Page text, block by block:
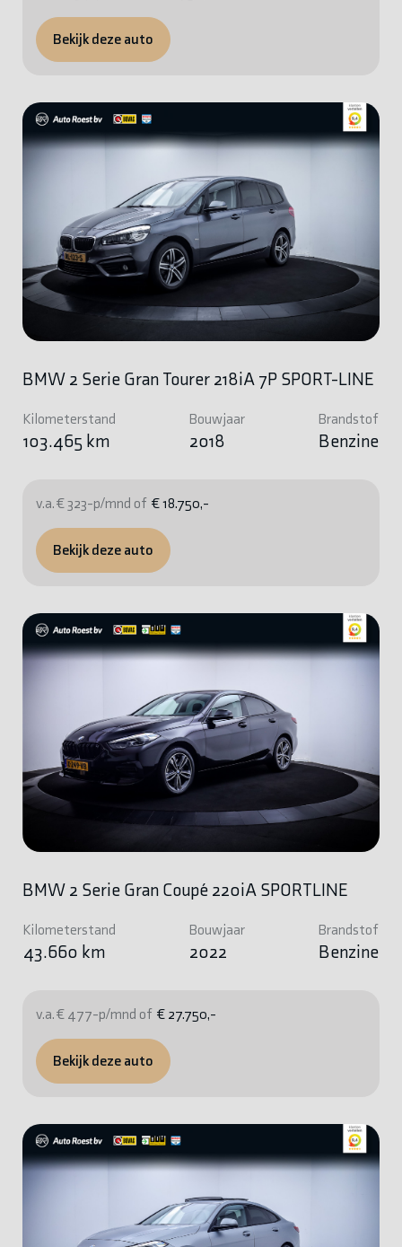
Bekijk deze auto
BMW 2 Serie Gran Tourer 218iA 7P SPORT-LINE
Kilometerstand
103.465 km
Bouwjaar
2018
Brandstof
Benzine
v.a. € 323-p/mnd of € 18.750,-
Bekijk deze auto
BMW 2 Serie Gran Coupé 220iA SPORTLINE
Kilometerstand
43.660 km
Bouwjaar
2022
Brandstof
Benzine
v.a. € 477-p/mnd of € 27.750,-
Bekijk deze auto